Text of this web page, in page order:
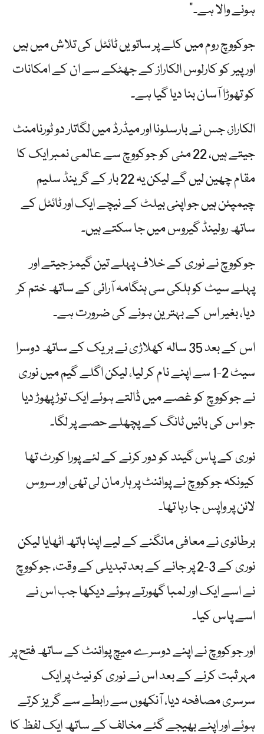
ہونے والا ہے۔”
جوکووچ روم میں کلے پر ساتویں ٹائٹل کی تلاش میں ہیں
اور پیر کو کارلوس الکاراز کے جھٹکے سے ان کے امکانات
کو تھوڑا آسان بنا دیا گیا ہے۔
الکاراز، جس نے بارسلونا اور میڈرڈ میں لگاتار دو ٹورنامنٹ
جیتے ہیں، 22 مئی کو جوکووچ سے عالمی نمبر ایک کا
مقام چھین لیں گے لیکن یہ 22 بار کے گرینڈ سلیم
چیمپئن ہیں جو اپنی بیلٹ کے نیچے ایک اور ٹائٹل کے
ساتھ رولینڈ گیروس میں جا سکتے ہیں۔
جوکووچ نے نوری کے خلاف پہلے تین گیمز جیتے اور
پہلے سیٹ کو ہلکی سی ہنگامہ آرائی کے ساتھ ختم کر
دیا، بغیر اس کے بہترین ہونے کی ضرورت ہے۔
اس کے بعد 35 سالہ کھلاڑی نے بریک کے ساتھ دوسرا
سیٹ 2-1 سے اپنے نام کر لیا، لیکن اگلے گیم میں نوری
نے جوکووچ کو غصے میں ڈالتے ہوئے ایک توڑ پھوڑ دیا
جو اس کی بائیں ٹانگ کے پچھلے حصے پر لگا۔
نوری کے پاس گیند کو دور کرنے کے لئے پورا کورٹ تھا
کیونکہ جوکووچ نے پوائنٹ پر ہار مان لی تھی اور سروس
لائن پر واپس جا رہا تھا۔
برطانوی نے معافی مانگنے کے لیے اپنا ہاتھ اٹھایا لیکن
نوری کے 3-2 پر جانے کے بعد تبدیلی کے وقت، جوکووچ
نے اسے ایک اور لمبا گھورتے ہوئے دیکھا جب اس نے
اسے پاس کیا۔
اور جوکووچ نے اپنے دوسرے میچ پوائنٹ کے ساتھ فتح پر
مہر ثبت کرنے کے بعد اس نے نوری کو نیٹ پر ایک
سرسری مصافحہ دیا، آنکھوں سے رابطے سے گریز کرتے
ہوئے اور اپنے بھیجے گئے مخالف کے ساتھ ایک لفظ کا